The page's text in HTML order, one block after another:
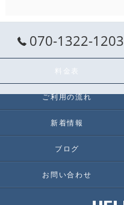
070-1322-1203
料金表
ご利用の流れ
新着情報
ブログ
お問い合わせ